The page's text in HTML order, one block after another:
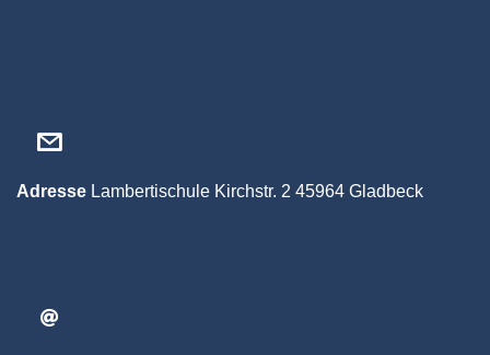
Adresse Lambertischule Kirchstr. 2 45964 Gladbeck